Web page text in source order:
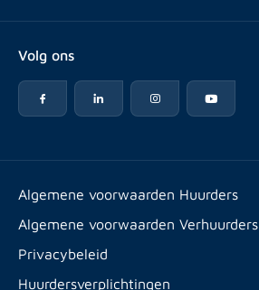
Vastgoedbeheer
Advies
Expats
Energielabel
Veelgestelde vragen
Reviews
Artikelen
Volg ons
Algemene voorwaarden Huurders
Algemene voorwaarden Verhuurders
Privacybeleid
Huurdersverplichtingen